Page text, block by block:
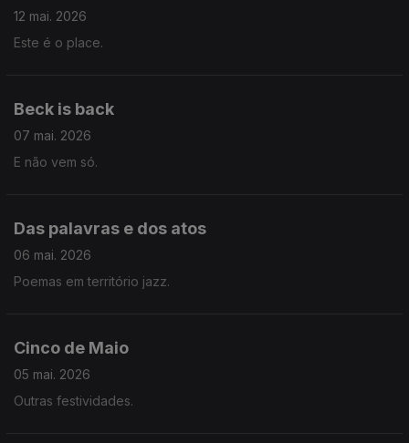
12 mai. 2026
Este é o place.
Beck is back
07 mai. 2026
E não vem só.
Das palavras e dos atos
06 mai. 2026
Poemas em território jazz.
Cinco de Maio
05 mai. 2026
Outras festividades.